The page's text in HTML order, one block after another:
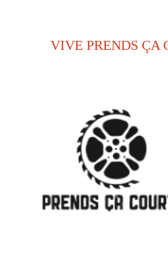
VIVE PRENDS ÇA